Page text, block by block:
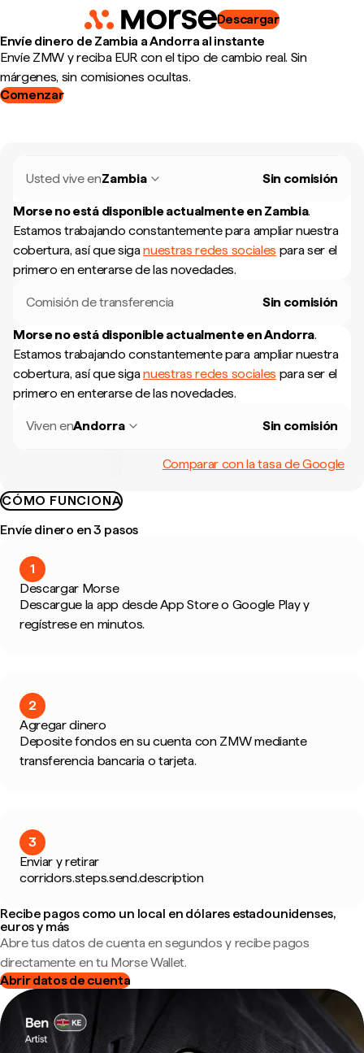
Descargar
Envíe dinero de Zambia a Andorra al instante
Envíe ZMW y reciba EUR con el tipo de cambio real. Sin
márgenes, sin comisiones ocultas.
Comenzar
Usted vive enZambia Sin comisión
Morse no está disponible actualmente en Zambia.
Estamos trabajando constantemente para ampliar nuestra
cobertura, así que siganuestras redes sociales para ser el
primero en enterarse de las novedades.
Comisión de transferencia Sin comisión
Morse no está disponible actualmente enAndorra.
Estamos trabajando constantemente para ampliar nuestra
cobertura, así que siganuestras redes sociales para ser el
primero en enterarse de las novedades.
Viven enAndorra Sin comisión
Comparar con la tasa de Google
CÓMO FUNCIONA
Envíe dinero en 3 pasos
1
Descargar Morse
Descargue la app desde App Store o Google Play y
regístrese en minutos.
2
Agregar dinero
Deposite fondos en su cuenta con ZMW mediante
transferencia bancaria o tarjeta.
3
Enviar y retirar
corridors.steps.send.description
Recibe pagos como un local en dólares estadounidenses,
euros y más
Abre tus datos de cuenta en segundos y recibe pagos
directamente en tu Morse Wallet.
Abrir datos de cuenta